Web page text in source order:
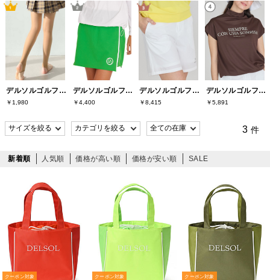
デルソルゴルフ(DELSOL GOLF)
￥1,980
デルソルゴルフ(DELSOL GOLF)
￥4,400
デルソルゴルフ(DELSOL GOLF)
￥8,415
デルソルゴルフ(DELSOL GOLF)
￥5,891
3 件
新着順 人気順 価格が高い順 価格が安い順 SALE
クーポン対象
クーポン対象
クーポン対象